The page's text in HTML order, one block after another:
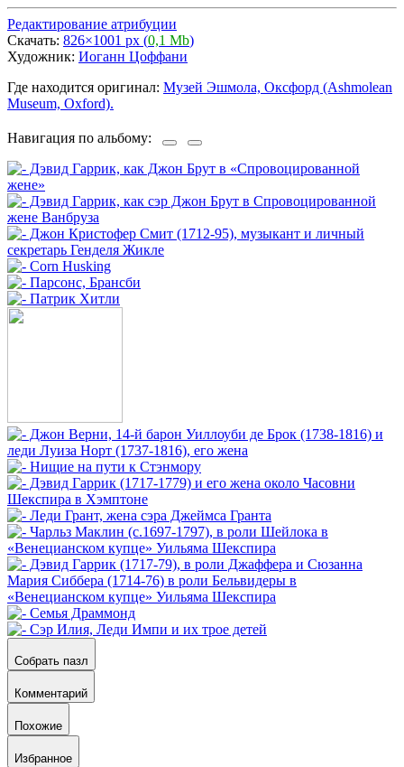
Редактирование атрибуции
Скачать: 826×1001 px (0,1 Mb)
Художник: Иоганн Цоффани
Где находится оригинал: Музей Эшмола, Оксфорд (Ashmolean
Museum, Oxford).
Навигация по альбому:
Собрать пазл
Комментарий
Похожие
Избранное